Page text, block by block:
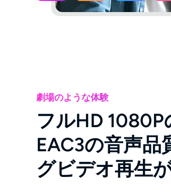
劇場のような体験
フルHD 1080P
EAC3の音声
グビデオ再生